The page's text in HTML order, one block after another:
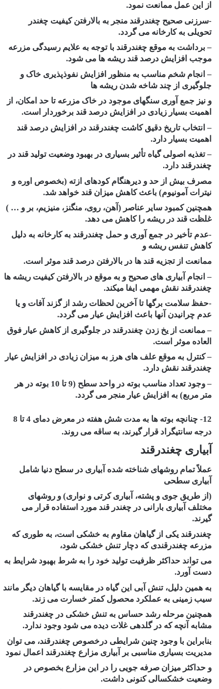
از این عمل ممانعت نمود.
-سرزنی صحیح چغندرقند منجر به بالارفتن کیفیت چغندر
تحویلی به کارخانه می گردد.
– برداشت به موقع چغندرقند با توجه به علایم رسیدگی مزرعه
موجب افزایش درصد قند ریشه ها می شود.
– انجام شخم مناسب به منظور افزایش نفوذپذیری خاک و
جلوگیری از چند شاخه شدن ریشه ها
و نیز جمع آوری سنگهای موجود در خاک مزرعه تا حد امکان، از
اهمیت بسیار زیادی در افزایش درصد قند برخوردار است.
– انتخاب تاریخ دقیق کاشت چغندرقند در افزایش درصد قند
اهمیت بسیار دارد.
– تغذیه اصولی گیاه تأثیر بسیاری در بهبود وضعیت تولید قند در
چغندرقند دارد.
مصرف بیش از حد و دیرهنگام کودهای ازته (بخصوص اوره و
نیترات آمونیوم) باعث کاهش میزان قند خواهد شد.
همچنین کمبود سایر عناصر (آهن، روی، منگنز، منیزیم، بر و … )
غلظت قند در ریشه را کاهش می دهد.
-عدم تأخیر در جمع آوری و حمل چغندرقند به کارخانه به دلیل
کاهش تنفس ریشه و
ممانعت از تجزیه قند ها در بالارفتن درصد قند موثر است.
– انجام آبیاری های صحیح و به موقع در بالارفتن کیفیت ریشه ها
چغندرقند نقش مهمی ایفا میکند.
-حفظ سلامت برگها تا آخرین لحظات رشد از گزند آفات و یا
عدم چرانیدن آنها باعث افزایش عیار می گردد.
– ممانعت از یخ زدن چغندرقند در جلوگیری از کاهش عیار فوق
العاده موثر است.
– کنترل به موقع علف های هرز به میزان زیادی در افزایش عیار
چغندرقند نقش دارد.
– وجود تعداد مناسب بوته در واحد سطح (9 تا 10 بوته در هر
متر مربع) به افزایش عیار منجر می گردد.
12- چنانچه بوته ها به مدت شش هفته در معرض دمای 4 تا 8
درجه سانتیگراد قرار گیرند، به ساقه می روند.
آبیاری چغندرقند
عملاً تمام روشهای شناخته شده آبیاری در سطح دنیا شامل
آبیاری سطحی
(از طریق جوی و پشته، آبیاری کرتی و نواری) و روشهای
مختلف آبیاری بارانی در چغندر قند مورد استفاده قرار می
گیرند.
چغندرقند یکی از گیاهان مقاوم به خشکی است، به طوری که
مزرعه چغندرقندی که دچار تنش خشکی شود،
می تواند حداکثر ظرفیت تولید خود را به شرط بهبود شرایط به
دست آورد.
به همین دلیل، تنش آبی این گیاه در مقایسه با گیاهان دیگر مانند
سیب زمینی به عملکرد محصول کمتر خسارت می زند.
همچنین مرحله رشد حساس به تنش خشکی در چغندرقند
مشابه آنچه که در گلدهی غلات دیده می شود وجود ندارد.
بنابراین با وجود چنین شرایطی درخصوص چغندرقند، می توان
مدیریت بسیاری مناسبی بر آبیاری مزارع چغندرقند اعمال نمود
و حداکثر میزان صرفه جویی را در این مزارع بخصوص در
وضعیت خشکسالی کنونی داشت.